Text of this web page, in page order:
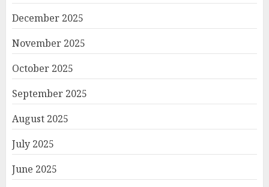
December 2025
November 2025
October 2025
September 2025
August 2025
July 2025
June 2025